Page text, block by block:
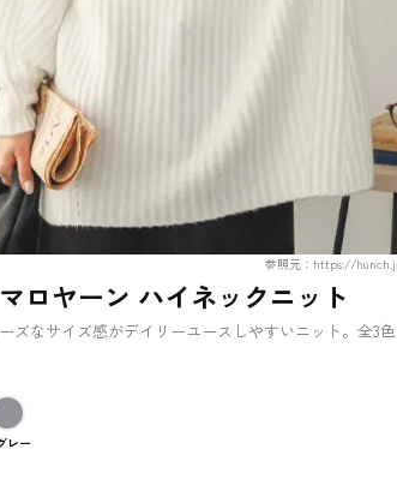
参照元：https://
ロヤーン ハイネックニット
ズなサイズ感がデイリーユースしやすいニット。全3色
レー